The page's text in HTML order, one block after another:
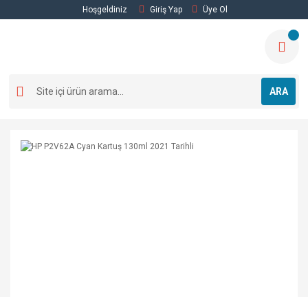
Hoşgeldiniz Giriş Yap Üye Ol
ARA